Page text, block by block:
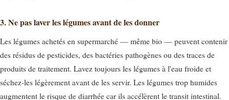
3. Ne pas laver les légumes avant de les donner
Les légumes achetés en supermarché — même bio — peuvent contenir
des résidus de pesticides, des bactéries pathogènes ou des traces de
produits de traitement. Lavez toujours les légumes à l'eau froide et
séchez-les légèrement avant de les servir. Les légumes trop humides
augmentent le risque de diarrhée car ils accélèrent le transit intestinal.